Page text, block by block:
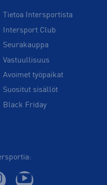
Tietoa Intersportista
Intersport Club
Seurakauppa
Vastuullisuus
Avoimet työpaikat
Suositut sisällöt
Black Friday